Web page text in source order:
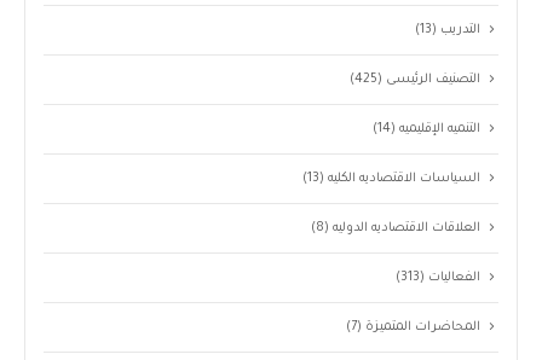
التدريب (13)
التصنيف الرئيسى (425)
التنميه الإقليميه(14)
السياسات الاقتصاديه الكليه(13)
العلاقات الاقتصاديه الدوليه(8)
الفعاليات (313)
المحاضرات المتميزة (7)